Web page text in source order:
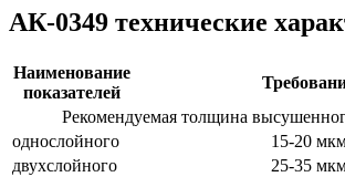
АК-0349 технические
Наименование
показателей
Рекомендуемая толщина
однослойного
15-20
двухслойного
25-35